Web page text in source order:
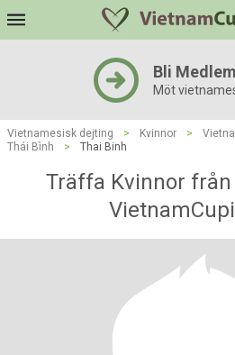
Bli
Möt
Vietnamesisk dejting > Kvinnor >
Thái Bình
> Thai Binh
Träffa Kvinnor